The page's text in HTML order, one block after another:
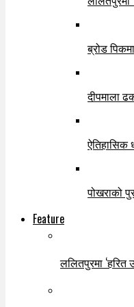
ब्रोड
दीपमाला
ऐतिहासिक
पोखराको
Feature
ललितपुरमा ‘हरित